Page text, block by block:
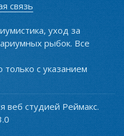
связь
уход за
рыбок. Все
с указанием
веб студией Реймакс.